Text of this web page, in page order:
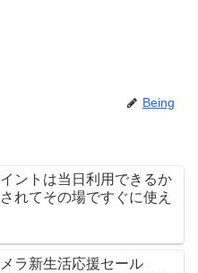
Being
ントは当日利用できるか
されてその場ですぐに使え
ラ新生活応援セール